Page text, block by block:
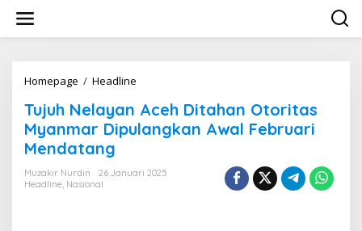
w
Homepage / Headline
u
h
e
Tujuh Nelayan Aceh Ditahan Otoritas
Myanmar Dipulangkan Awal Februari
Mendatang
Muzakir Nurdin
26 Januari 2025
Headline, Nasional